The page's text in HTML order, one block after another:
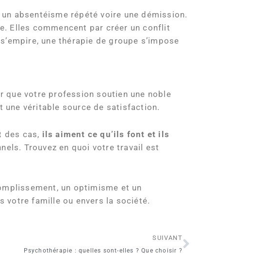
absentéisme répété voire une démission.
Elles commencent par créer un conflit
une thérapie de groupe s’impose
que votre profession soutien une noble
une véritable source de satisfaction.
des cas, ils aiment ce qu’ils font et ils
Trouvez en quoi votre travail est
un optimisme et un
votre famille ou envers la société.
SUIVANT
Psychothérapie : quelles sont-elles ? Que choisir ?
Suivant